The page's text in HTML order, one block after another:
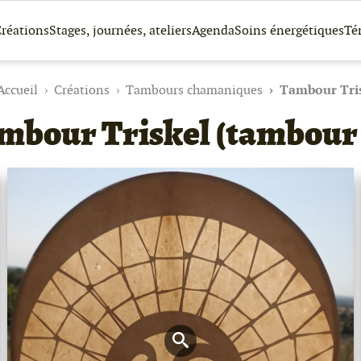
Stages, journées, ateliersAgendaSoins énergétiques
Créations Tambours chamaniques Tambour
Triskel (tambour